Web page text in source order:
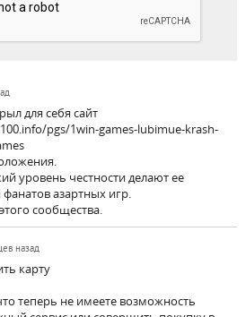
для себя сайт
pgs/1win-games-lubimue-krash-
уровень честности делают ее
азартных игр.
сообщества.
назад
карту
теперь не имеете возможность